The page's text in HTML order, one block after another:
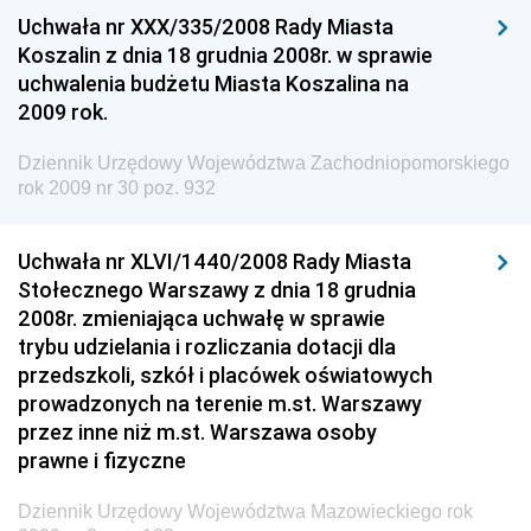
Dziennik Urzędowy Generalnej Dyrekcji Ochrony
Środowiska
Dziennik Urzędowy Ministerstwa Administracji,
Dziennik Urzędowy Ministerstwa Administracji i
Dziennik Urzędowy Unii Europejskiej, L
Dziennik Urzędowy Ministerstwa Komunikacji
Dziennik Urzędowy Ministerstwa Przemysłu
Chemicznego i Lekkiego
Dziennik Urzędowy Ministerstwa Rolnictwa i
Gospodarki Żywnościowej
Dziennik Urzędowy Ministra Rodziny, Pracy i Polityki
Społecznej
Uchwała nr XXX/335/2008 Rady Miasta
Koszalin z dnia 18 grudnia 2008r. w sprawie
uchwalenia budżetu Miasta Koszalina na
2009 rok.
Dziennik Urzędowy Województwa Zachodniopomorskiego
rok 2009 nr 30 poz. 932
Uchwała nr XLVI/1440/2008 Rady Miasta
Stołecznego Warszawy z dnia 18 grudnia
2008r. zmieniająca uchwałę w sprawie
trybu udzielania i rozliczania dotacji dla
przedszkoli, szkół i placówek oświatowych
prowadzonych na terenie m.st. Warszawy
przez inne niż m.st. Warszawa osoby
prawne i fizyczne
Dziennik Urzędowy Województwa Mazowieckiego rok